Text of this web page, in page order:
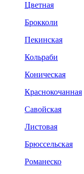
Цветная
Брокколи
Пекинская
Кольраби
Коническая
Краснокочанная
Савойская
Листовая
Брюссельская
Романеско